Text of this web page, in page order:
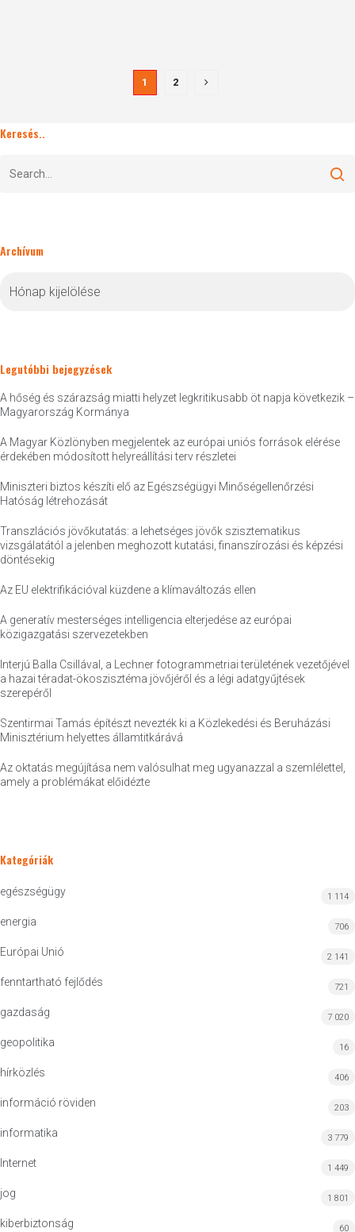
1 2
Keresés..
Archívum
Legutóbbi bejegyzések
A hőség és szárazság miatti helyzet legkritikusabb öt napja következik –
Magyarország Kormánya
A Magyar Közlönyben megjelentek az európai uniós források elérése
érdekében módosított helyreállítási terv részletei
Miniszteri biztos készíti elő az Egészségügyi Minőségellenőrzési
Hatóság létrehozását
Transzlációs jövőkutatás: a lehetséges jövők szisztematikus
vizsgálatától a jelenben meghozott kutatási, finanszírozási és képzési
döntésekig
Az EU elektrifikációval küzdene a klímaváltozás ellen
A generatív mesterséges intelligencia elterjedése az európai
közigazgatási szervezetekben
Interjú Balla Csillával, a Lechner fotogrammetriai területének vezetőjével
a hazai téradat-ökoszisztéma jövőjéről és a légi adatgyűjtések
szerepéről
Szentirmai Tamás építészt nevezték ki a Közlekedési és Beruházási
Minisztérium helyettes államtitkárává
Az oktatás megújítása nem valósulhat meg ugyanazzal a szemlélettel,
amely a problémákat előidézte
Kategóriák
egészségügy 1 114
energia 706
Európai Unió 2 141
fenntartható fejlődés 721
gazdaság 7 020
geopolitika 16
hírközlés 406
információ röviden 203
informatika 3 779
Internet 1 449
jog 1 801
kiberbiztonság 60